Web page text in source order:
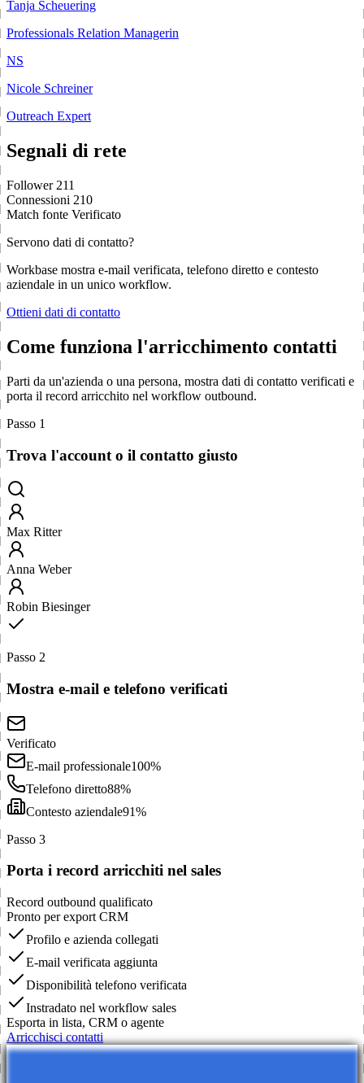
Tanja Scheuering
Professionals Relation Managerin
NS
Nicole Schreiner
Outreach Expert
Segnali di rete
Follower 211
Connessioni 210
Match fonte Verificato
Servono dati di contatto?
Workbase mostra e-mail verificata, telefono diretto e contesto
aziendale in un unico workflow.
Ottieni dati di contatto
Come funziona l'arricchimento contatti
Parti da un'azienda o una persona, mostra dati di contatto verificati e
porta il record arricchito nel workflow outbound.
Passo 1
Trova l'account o il contatto giusto
Max Ritter
Anna Weber
Robin Biesinger
Passo 2
Mostra e-mail e telefono verificati
Verificato
E-mail professionale100%
Telefono diretto88%
Contesto aziendale91%
Passo 3
Porta i record arricchiti nel sales
Record outbound qualificato
Pronto per export CRM
Profilo e azienda collegati
E-mail verificata aggiunta
Disponibilità telefono verificata
Instradato nel workflow sales
Esporta in lista, CRM o agente
Arricchisci contatti